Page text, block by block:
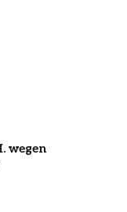
wegen